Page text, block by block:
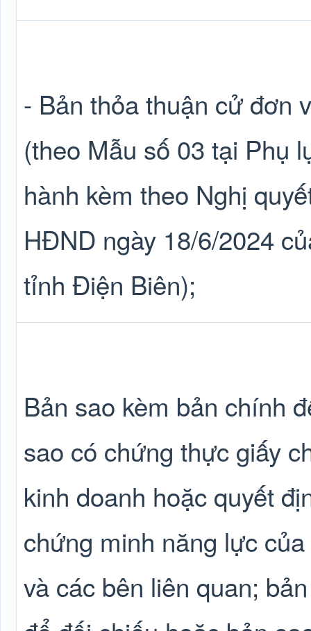
- Bản thỏa thuận cử đơn
(theo Mẫu số 03 tại Phụ
hành kèm theo Nghị
HĐND ngày 18/6/2024
tỉnh Điện Biên);
Bản sao kèm bản chính
sao có chứng thực giấy
kinh doanh hoặc quyết
chứng minh năng lực
và các bên liên quan;